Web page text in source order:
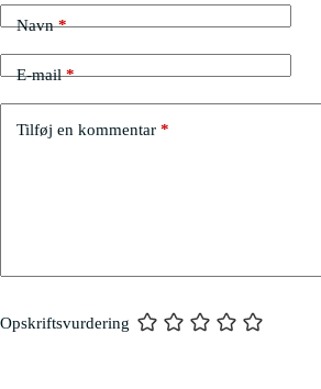
Navn*
E-mail*
Tilføj en kommentar *
Opskriftsvurdering